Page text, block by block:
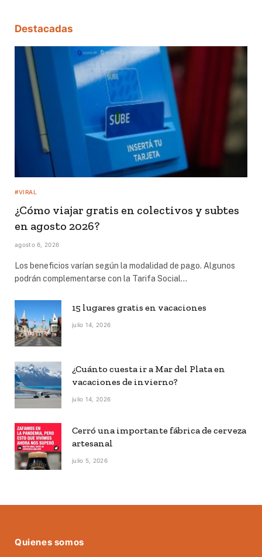
Destacadas
#VIRAL
¿Cómo viajar gratis en colectivos y subtes
en agosto 2026?
agosto 6, 2026
Los beneficios varían según la modalidad de pago. Algunos
podrán complementarse con la Tarifa Social…
15 lugares gratis en vacaciones
julio 14, 2026
¿Cuánto cuesta ir a Mar del Plata en
vacaciones de invierno?
julio 14, 2026
Cerró una importante fábrica de cerveza
artesanal
julio 5, 2026
Quienes somos